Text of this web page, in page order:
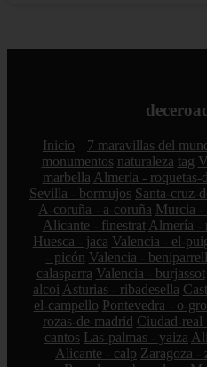
Inicio 7 maravillas del
monumentos naturaleza tag
marbella Almería - roquetas-
Sevilla - bormujos Santa-cruz-
A-coruña - a-coruña Murcia -
Alicante - finestrat Almería -
Huesca - jaca Valencia - el-
- picón Valencia - beniparrell
calasparra Valencia - burjassot
alcoi Asturias - ribadesella
el-campello Pontevedra - o-
rozas-de-madrid Ciudad-real
cantos Las-palmas - yaiza
Alicante - calp Zaragoza -